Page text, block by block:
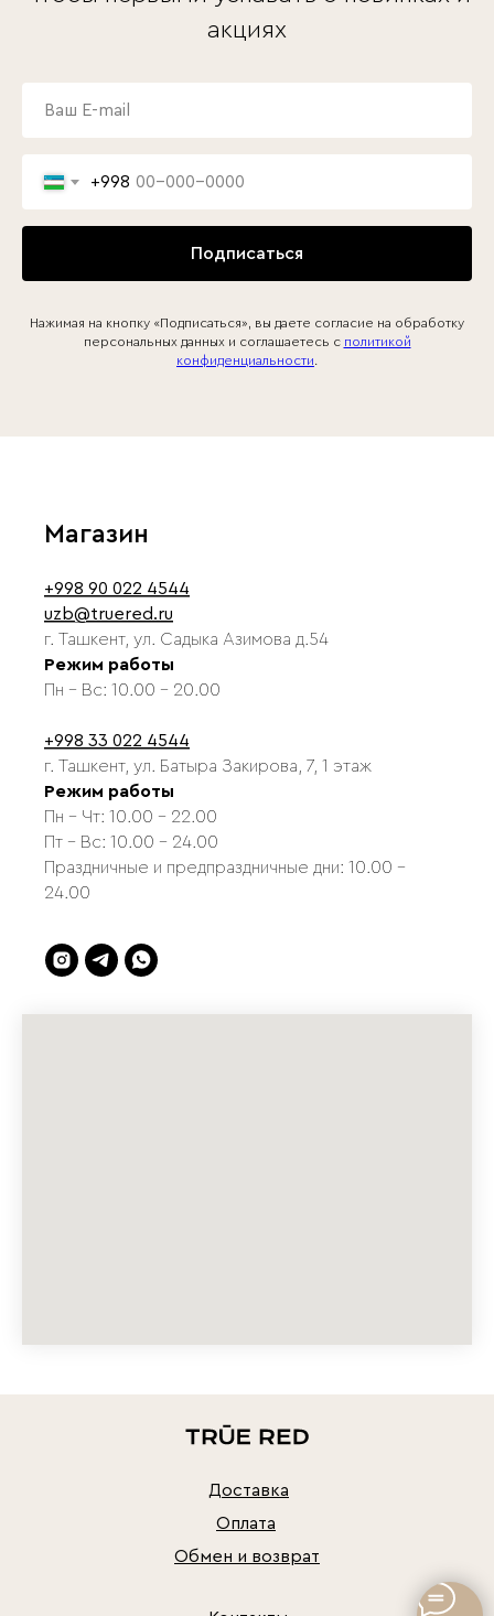
акциях
+998
Подписаться
Нажимая на кнопку «Подписаться», вы даете согласие на обработку
персональных данных и соглашаетесь c политикой
конфиденциальности
Магазин
+998 90 022 4544
uzb@truered.ru
г. Ташкент, ул. Садыка Азимова д.54
Режим работы
Пн - Вс: 10.00 - 20.00
+998 33 022 4544
г. Ташкент, ул. Батыра Закирова, 7, 1 этаж
Режим работы
Пн - Чт: 10.00 - 22.00
Пт - Вс: 10.00 - 24.00
Праздничные и предпраздничные дни: 10.00 -
24.00
Доставка
Оплата
Обмен и возврат